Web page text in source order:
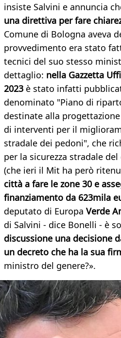
insiste Salvini e annuncia
una direttiva per fare
Comune di Bologna aveva
provvedimento era stato
tecnici del suo stesso
dettaglio: nella Gazzetta
2023 è stato infatti
denominato "Piano di
destinate alla
di interventi per il
stradale dei pedoni", che
per la sicurezza stradale
(che ieri il Mit ha però
città a fare le zone 30 e
finanziamento da 623mila
deputato di Europa Verde
di Salvini - dice Bonelli - è
discussione una decisione
un decreto che ha la sua
ministro del genere?».